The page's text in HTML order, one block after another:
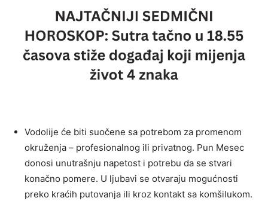
Vodolije će biti suočene sa potrebom za promenom
okruženja – profesionalnog ili privatnog. Pun Mesec
donosi unutrašnju napetost i potrebu da se stvari
konačno pomere. U ljubavi se otvaraju mogućnosti
preko kraćih putovanja ili kroz kontakt sa komšilukom.